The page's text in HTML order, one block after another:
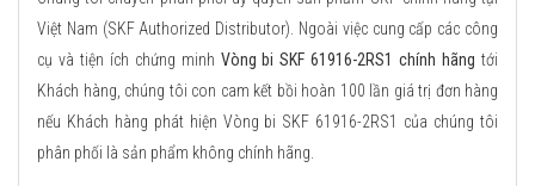
Việt Nam (SKF Authorized Distributor). Ngoài việc cung cấp các công
cụ và tiện ích chứng minh Vòng bi SKF 61916-2RS1 chính hãng tới
Khách hàng, chúng tôi con cam kết bồi hoàn 100 lần giá trị đơn hàng
nếu Khách hàng phát hiện Vòng bi SKF 61916-2RS1 của chúng tôi
phân phối là sản phẩm không chính hãng.